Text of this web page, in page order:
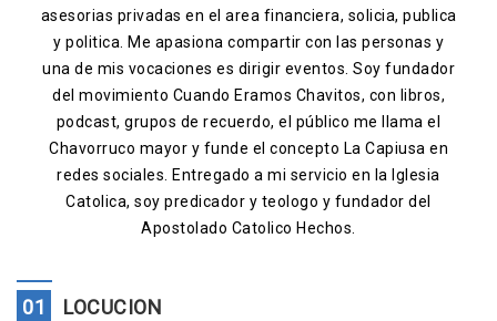
asesorias privadas en el area financiera, solicia, publica
y politica. Me apasiona compartir con las personas y
una de mis vocaciones es dirigir eventos. Soy fundador
del movimiento Cuando Eramos Chavitos, con libros,
podcast, grupos de recuerdo, el público me llama el
Chavorruco mayor y funde el concepto La Capiusa en
redes sociales. Entregado a mi servicio en la Iglesia
Catolica, soy predicador y teologo y fundador del
Apostolado Catolico Hechos.
01 LOCUCION